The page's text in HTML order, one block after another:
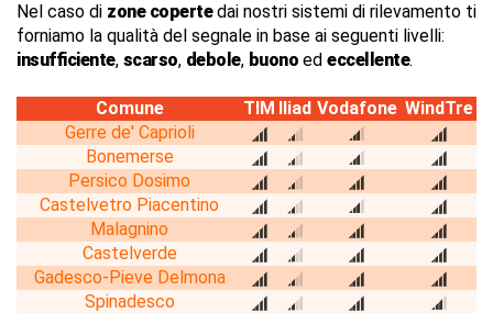
Nel caso di zone copertedai nostri sistemi di rilevamento ti
forniamo la qualità del segnale in base ai seguenti livelli:
insufficiente, scarso, debole, buono ed eccellente.
Comune TIM Iliad Vodafone WindTre
Gerre de' Caprioli
Bonemerse
Persico Dosimo
Castelvetro Piacentino
Malagnino
Castelverde
Gadesco-Pieve Delmona
Spinadesco